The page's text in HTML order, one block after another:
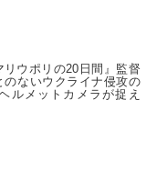
ウポリの20日間』監督
ないウクライナ侵攻の
ルメットカメラが捉え